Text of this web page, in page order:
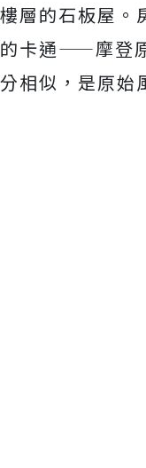
樓層的石板屋。
的卡通——摩登
分相似，是原始